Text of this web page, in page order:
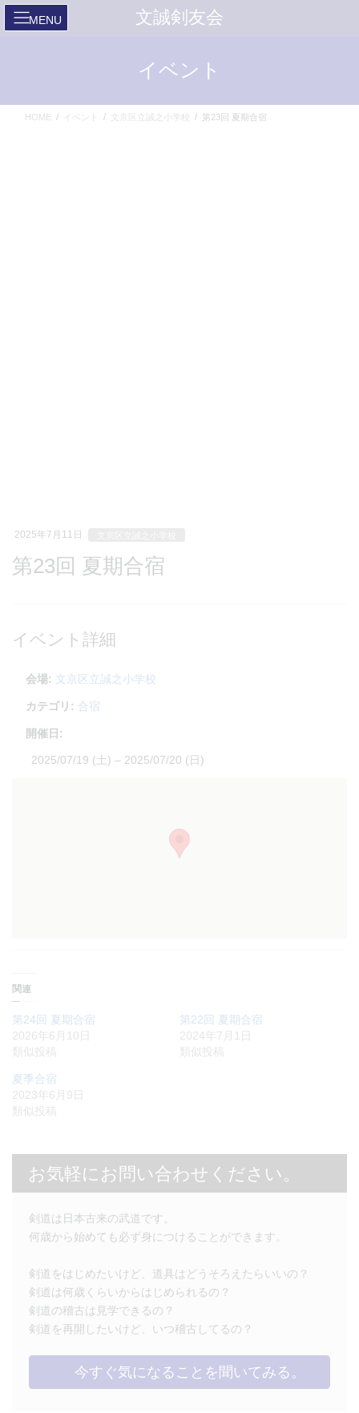
コ
ス
ナ
ン
文誠剣友会
イベント
HOME イベント 文京区立誠之小学校 第23回 夏期合宿
2025年7月11日
第23回 夏期合宿
イベント詳細
会場: 文京区立誠之小学校
カテゴリ: 合宿
開催日:
2025/07/19 (土) – 2025/07/20 (日)
関連
第24回 夏期合宿
2026年6月10日
類似投稿
第22回 夏期合宿
2024年7月1日
類似投稿
夏季合宿
2023年6月9日
類似投稿
お気軽にお問い合わせください。
剣道は日本古来の武道です。
何歳から始めても必ず身につけることができます。
剣道をはじめたいけど、道具はどうそろえたらいいの？
剣道は何歳くらいからはじめられるの？
剣道の稽古は見学できるの？
剣道を再開したいけど、いつ稽古してるの？
今すぐ気になることを聞いてみる。